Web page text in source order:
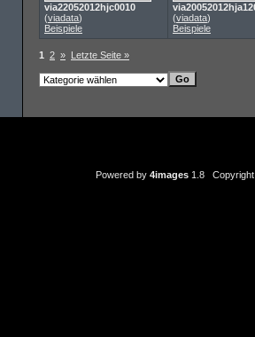
via22052012hjc0010
(viadata)
Beispiele
(viadata)
Beispiele
1 2 » Letzte Seite »
Powered by 4images1.8 Copyright